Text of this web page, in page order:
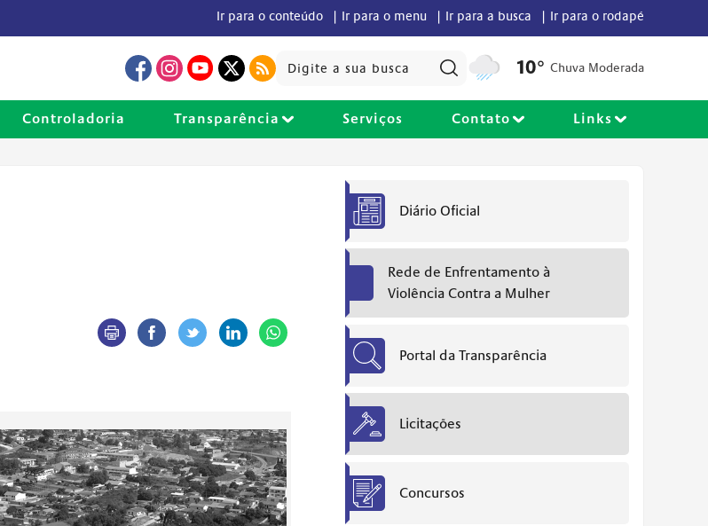
Ir para o conteúdo | Ir para o menu | Ir para a busca | Ir para o rodapé
Pesquisar:10° Chuva Moderada
Controladoria Transparência Serviços Contato Links
Diário Oficial
Rede de Enfrentamento à
Violência Contra a Mulher
Portal da Transparência
Licitações
Concursos